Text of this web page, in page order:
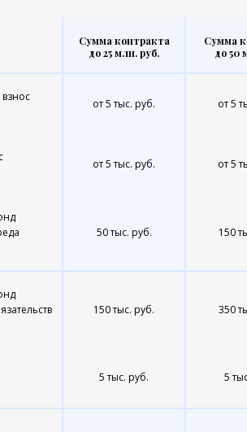
Сумма контракта
до 25 млн. руб.
Сумма
до 50
от 5 тыс. руб. от 5
от 5 тыс. руб. от 5
50 тыс. руб. 150
150 тыс. руб. 350
5 тыс. руб. 5